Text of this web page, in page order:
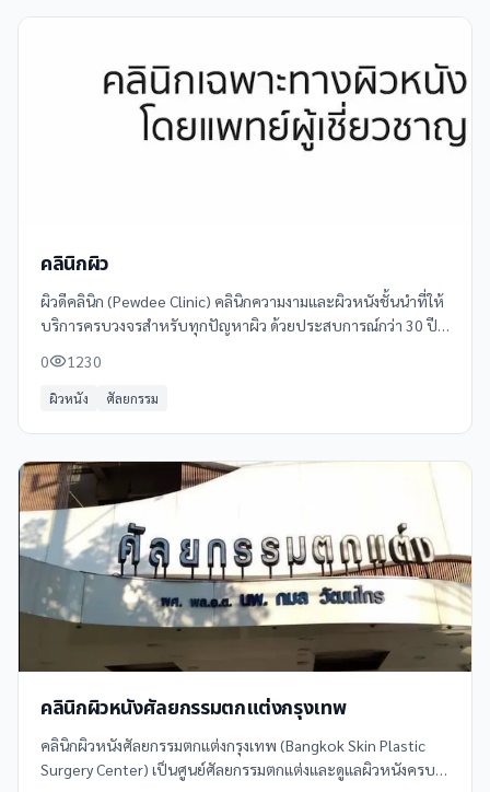
คลินิกผิว
ผิวดีคลินิก (Pewdee Clinic) คลินิกความงามและผิวหนังชั้นนำที่ให้
บริการครบวงจรสำหรับทุกปัญหาผิว ด้วยประสบการณ์กว่า 30 ปี
รับรองจาก FDA และ CE
0 1230
ผิวหนัง ศัลยกรรม
คลินิกผิวหนังศัลยกรรมตกแต่งกรุงเทพ
คลินิกผิวหนังศัลยกรรมตกแต่งกรุงเทพ (Bangkok Skin Plastic
Surgery Center) เป็นศูนย์ศัลยกรรมตกแต่งและดูแลผิวหนังครบ